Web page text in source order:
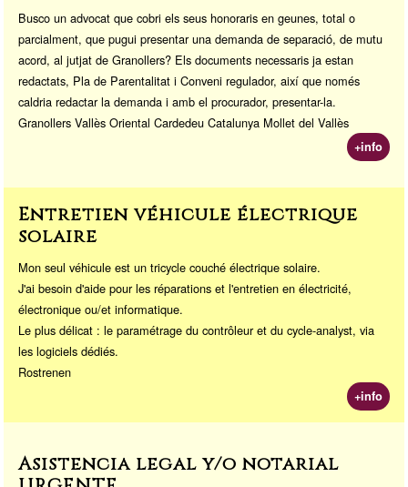
Busco un advocat que cobri els seus honoraris en geunes, total o
parcialment, que pugui presentar una demanda de separació, de mutu
acord, al jutjat de Granollers? Els documents necessaris ja estan
redactats, Pla de Parentalitat i Conveni regulador, així que només
caldria redactar la demanda i amb el procurador, presentar-la.
Granollers Vallès Oriental Cardedeu Catalunya Mollet del Vallès
+info
Entretien véhicule électrique
solaire
Mon seul véhicule est un tricycle couché électrique solaire.
J'ai besoin d'aide pour les réparations et l'entretien en électricité,
électronique ou/et informatique.
Le plus délicat : le paramétrage du contrôleur et du cycle-analyst, via
les logiciels dédiés.
Rostrenen
+info
Asistencia legal y/o notarial